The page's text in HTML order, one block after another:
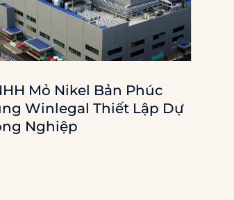
Mỏ Nikel Bản Phúc
Winlegal Thiết Lập Dự
Nghiệp